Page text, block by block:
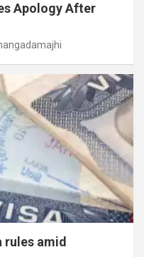
Apology After
rules amid